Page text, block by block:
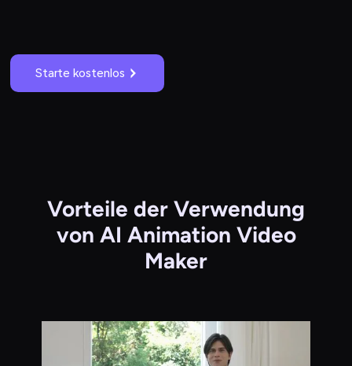
Starte kostenlos
Vorteile der Verwendung
von AI Animation Video
Maker